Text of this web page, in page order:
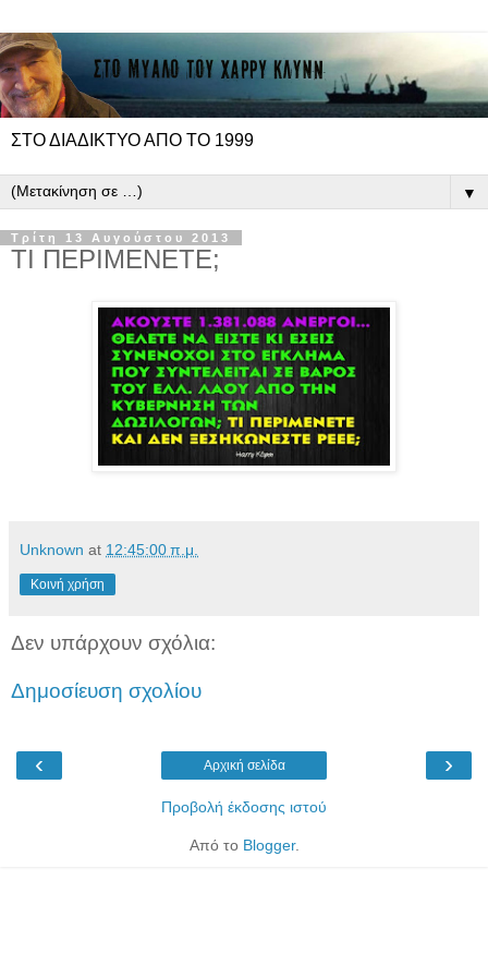
ΣΤΟ ΔΙΑΔΙΚΤΥΟ ΑΠΟ ΤΟ 1999
▼
Τρίτη 13 Αυγούστου 2013
ΤΙ ΠΕΡΙΜΕΝΕΤΕ;
Unknown at 12:45:00 π.μ.
Κοινή χρήση
Δεν υπάρχουν σχόλια:
Δημοσίευση σχολίου
‹ ›
Αρχική σελίδα
Προβολή έκδοσης ιστού
Από το Blogger.